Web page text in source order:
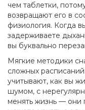
чем таблетки,
возвращают его в
физиология. Когда
задерживаете
вы буквально
Мягкие методики
сложных
учитывают, как вы
шумом, с
менять жизнь — они